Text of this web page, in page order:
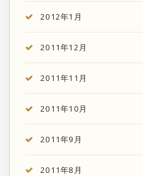
2012年1月
2011年12月
2011年11月
2011年10月
2011年9月
2011年8月